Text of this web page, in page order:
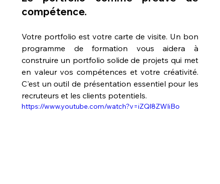
compétence.
Votre portfolio est votre carte de visite. Un bon
programme de formation vous aidera à
construire un portfolio solide de projets qui met
en valeur vos compétences et votre créativité.
C'est un outil de présentation essentiel pour les
recruteurs et les clients potentiels.
https://www.youtube.com/watch?v=iZQl8ZWIiBo